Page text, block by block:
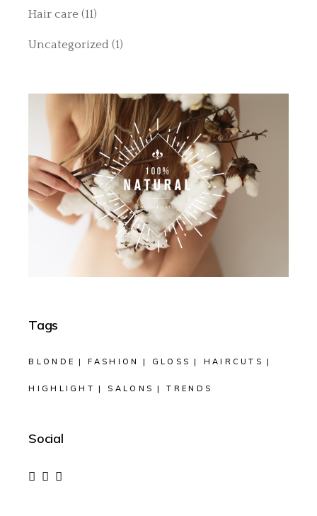
Hair care (11)
Uncategorized (1)
Tags
BLONDE FASHION GLOSS HAIRCUTS
HIGHLIGHT SALONS TRENDS
Social